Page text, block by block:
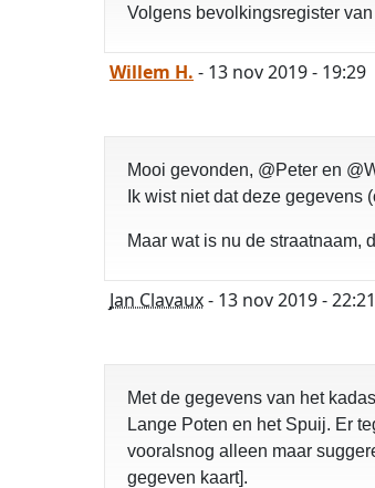
Volgens bevolkingsregister
Willem H. - 13 nov 2019 - 19:29
Mooi gevonden, @Peter en
Ik wist niet dat deze gegevens
Maar wat is nu de straatnaam,
Jan Clavaux- 13 nov 2019 - 22:21
Met de gegevens van het
Lange Poten en het Spuij. Er
vooralsnog alleen maar
gegeven kaart].